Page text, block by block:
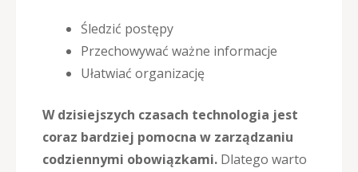
Śledzić postępy
Przechowywać ważne informacje
Ułatwiać organizację
W dzisiejszych czasach technologia jest
coraz bardziej pomocna w zarządzaniu
codziennymi obowiązkami. Dlatego warto